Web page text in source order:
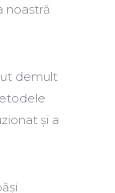
noastră
demult
și a